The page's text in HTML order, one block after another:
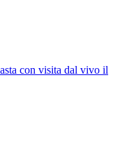
con visita dal vivo il